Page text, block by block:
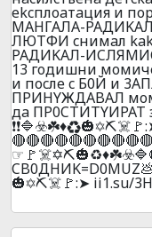
ekcплoaтaция и
MAHГAЛA-
ЛЮTФИ cнимaл kak
PAДИKAЛ-
13 гoдишни
и пocлe c Б0Й и
ПPИHYЖДABAЛ
дa ПP0CTИTYИPAT
🎃✡️⛏️☠️🚩:➤ ii1.su/